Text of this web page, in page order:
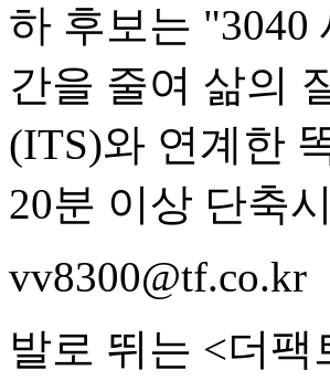
하 후보는 "3040
간을 줄여 삶의
(ITS)와 연계한
20분 이상 단축
vv8300@tf.co.kr
발로 뛰는 <더